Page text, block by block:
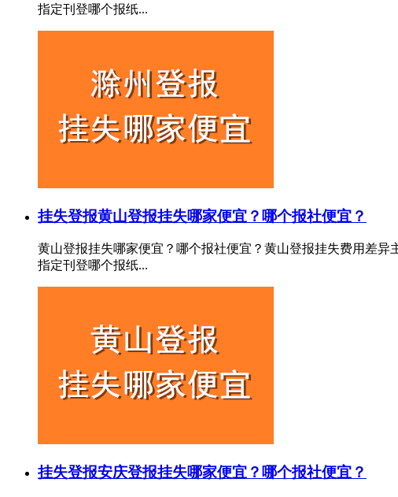
指定刊登哪个报纸...
挂失登报黄山登报挂失哪家便宜？哪个报社便宜？
黄山登报挂失哪家便宜？哪个报社便宜？黄山登报挂失费用差
指定刊登哪个报纸...
挂失登报安庆登报挂失哪家便宜？哪个报社便宜？